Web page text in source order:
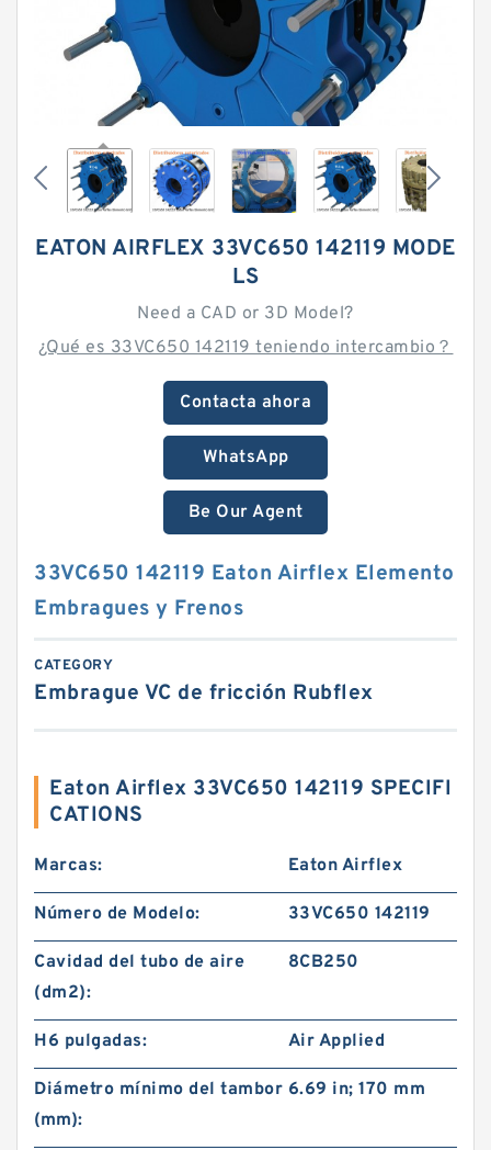
EATON AIRFLEX 33VC650 142119 MODE
LS
Need a CAD or 3D Model?
¿Qué es 33VC650 142119 teniendo intercambio？
Contacta ahora
WhatsApp
Be Our Agent
33VC650 142119 Eaton Airflex Elemento
Embragues y Frenos
CATEGORY
Embrague VC de fricción Rubflex
Eaton Airflex 33VC650 142119 SPECIFI
CATIONS
Marcas: Eaton Airflex
Número de Modelo: 33VC650 142119
Cavidad del tubo de aire
(dm2):
8CB250
H6 pulgadas: Air Applied
Diámetro mínimo del tambor
(mm):
6.69 in; 170 mm